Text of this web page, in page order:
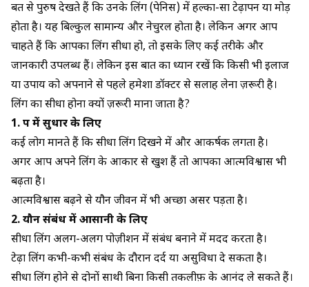
बेहतर होता है। लेकिन ध्यान रहे कि ये उपाय केवल सहायक हैं; अगर लिंग
का टेढ़ापन ज़्यादा है या सेक्स में दिक्कत हो रही है, तो तुरंत डॉक्टर से
सलाह लेना सबसे ज़रूरी है।
बहुत से पुरुष देखते हैं कि उनके लिंग (पेनिस) में हल्का-सा टेढ़ापन या मोड़
होता है। यह बिल्कुल सामान्य और नेचुरल होता है। लेकिन अगर आप
चाहते हैं कि आपका लिंग सीधा हो, तो इसके लिए कई तरीके और
जानकारी उपलब्ध हैं। लेकिन इस बात का ध्यान रखें कि किसी भी इलाज
या उपाय को अपनाने से पहले हमेशा डॉक्टर से सलाह लेना ज़रूरी है।
लिंग का सीधा होना क्यों ज़रूरी माना जाता है?
1. रूप में सुधार के लिए
कई लोग मानते हैं कि सीधा लिंग दिखने में और आकर्षक लगता है।
अगर आप अपने लिंग के आकार से खुश हैं तो आपका आत्मविश्वास भी
बढ़ता है।
आत्मविश्वास बढ़ने से यौन जीवन में भी अच्छा असर पड़ता है।
2. यौन संबंध में आसानी के लिए
सीधा लिंग अलग-अलग पोज़ीशन में संबंध बनाने में मदद करता है।
टेढ़ा लिंग कभी-कभी संबंध के दौरान दर्द या असुविधा दे सकता है।
सीधा लिंग होने से दोनों साथी बिना किसी तकलीफ़ के आनंद ले सकते हैं।